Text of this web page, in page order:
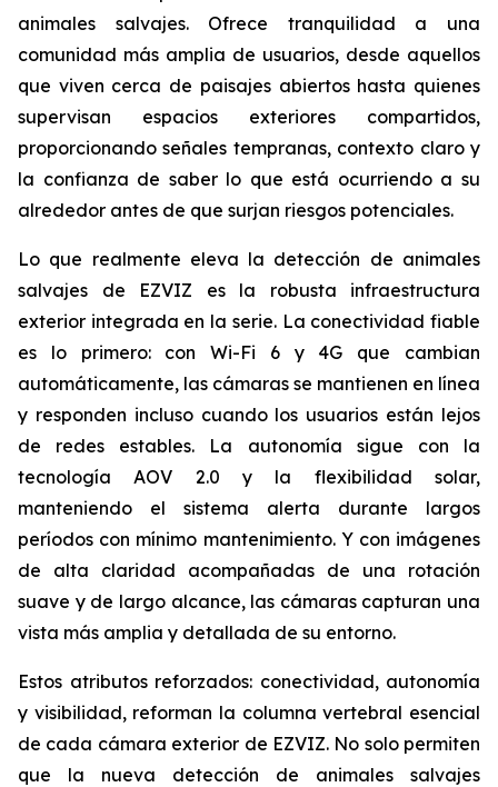
animales salvajes. Ofrece tranquilidad a una
comunidad más amplia de usuarios, desde aquellos
que viven cerca de paisajes abiertos hasta quienes
supervisan espacios exteriores compartidos,
proporcionando señales tempranas, contexto claro y
la confianza de saber lo que está ocurriendo a su
alrededor antes de que surjan riesgos potenciales.
Lo que realmente eleva la detección de animales
salvajes de EZVIZ es la robusta infraestructura
exterior integrada en la serie. La conectividad fiable
es lo primero: con Wi-Fi 6 y 4G que cambian
automáticamente, las cámaras se mantienen en línea
y responden incluso cuando los usuarios están lejos
de redes estables. La autonomía sigue con la
tecnología AOV 2.0 y la flexibilidad solar,
manteniendo el sistema alerta durante largos
períodos con mínimo mantenimiento. Y con imágenes
de alta claridad acompañadas de una rotación
suave y de largo alcance, las cámaras capturan una
vista más amplia y detallada de su entorno.
Estos atributos reforzados: conectividad, autonomía
y visibilidad, reforman la columna vertebral esencial
de cada cámara exterior de EZVIZ. No solo permiten
que la nueva detección de animales salvajes